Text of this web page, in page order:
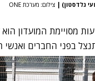
גלדסטון) | צילום: מערכת ONE
מסויימת המועדון הוא
בפני החברים ואנשי